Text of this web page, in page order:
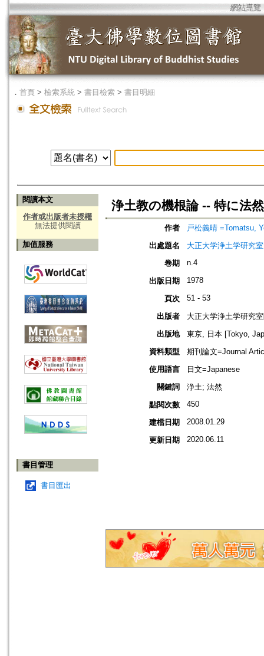
網站導覽
． 首頁 > 檢索系統 > 書目檢索 > 書目明細
閱讀本文
作者或出版者未授權
無法提供閱讀
加值服務
書目管理
書目匯出
浄土教の機根論 -- 特に法
作者
戸松義晴 =Tomatsu,
出處題名
大正大学浄土学研究
卷期
n.4
出版日期 1978
頁次 51 - 53
出版者
大正大学浄土学研究
出版地
東京, 日本 [Tokyo,
資料類型
期刊論文=Journal
使用語言
日文=Japanese
關鍵詞
浄土; 法然
點閱次數
450
建檔日期 2008.01.29
更新日期 2020.06.11